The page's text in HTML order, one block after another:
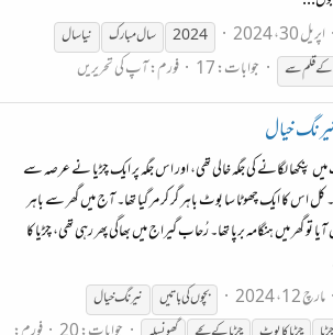
اپریل 30، 2024 2024 سال مبارک
نیا سال
کےقلمسے جوابات: 17 فورم:آپ کی تحریریں
خیال
پنکھا لگانے کی جگہ خالی تھی، اور اس جگہ پر ایک چڑیا نے عرصہ سے
کل اس کا ایک چھوٹا سا بوٹ باہر گر کر مر گیا تھا۔ آج میں گھر سے باہر
تو گھر میں ہنگامہ برپا تھا۔ رُحاب گیراج میں بھاگی پھر رہی تھی، چڑیا کا
مارچ 12، 2024 بچوں کی باتیں نیرنگخیال